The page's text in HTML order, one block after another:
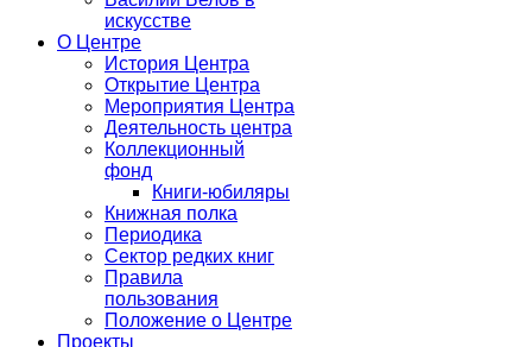
искусстве
О Центре
История Центра
Открытие Центра
Мероприятия Центра
Деятельность центра
Коллекционный
фонд
Книги-юбиляры
Книжная полка
Периодика
Сектор редких книг
Правила
пользования
Положение о Центре
Проекты